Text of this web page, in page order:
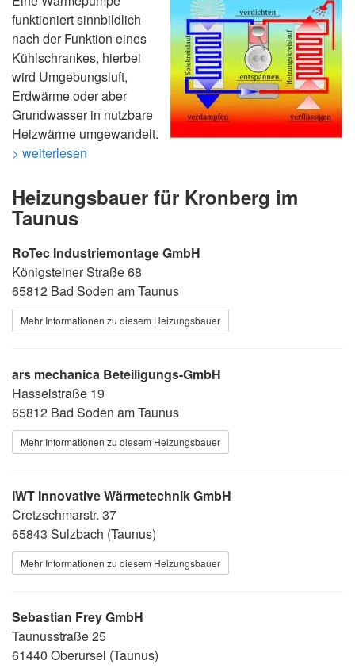
funktioniert sinnbildlich
nach der Funktion eines
Kühlschrankes, hierbei
wird Umgebungsluft,
Erdwärme oder aber
Grundwasser in nutzbare
Heizwärme umgewandelt.
> weiterlesen
Heizungsbauer für Kronberg im
Taunus
RoTec Industriemontage GmbH
Königsteiner Straße 68
65812 Bad Soden am Taunus
Mehr Informationen zu diesem Heizungsbauer
ars mechanica Beteiligungs-GmbH
Hasselstraße 19
65812 Bad Soden am Taunus
Mehr Informationen zu diesem Heizungsbauer
IWT Innovative Wärmetechnik GmbH
Cretzschmarstr. 37
65843 Sulzbach (Taunus)
Mehr Informationen zu diesem Heizungsbauer
Sebastian Frey GmbH
Taunusstraße 25
61440 Oberursel (Taunus)